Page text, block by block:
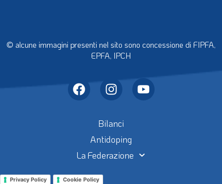
© alcune immagini presenti nel sito sono concessione di FIPFA,
EPFA, IPCH
Bilanci
Antidoping
La Federazione
Privacy Policy Cookie Policy